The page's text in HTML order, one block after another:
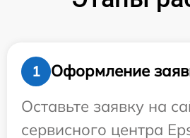
1
Оформление
Оставьте заявку на
сервисного центра